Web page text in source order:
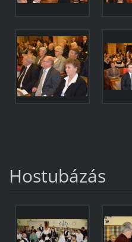
Hostubázás